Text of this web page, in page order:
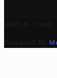
2025 © Trovit.
Powered By